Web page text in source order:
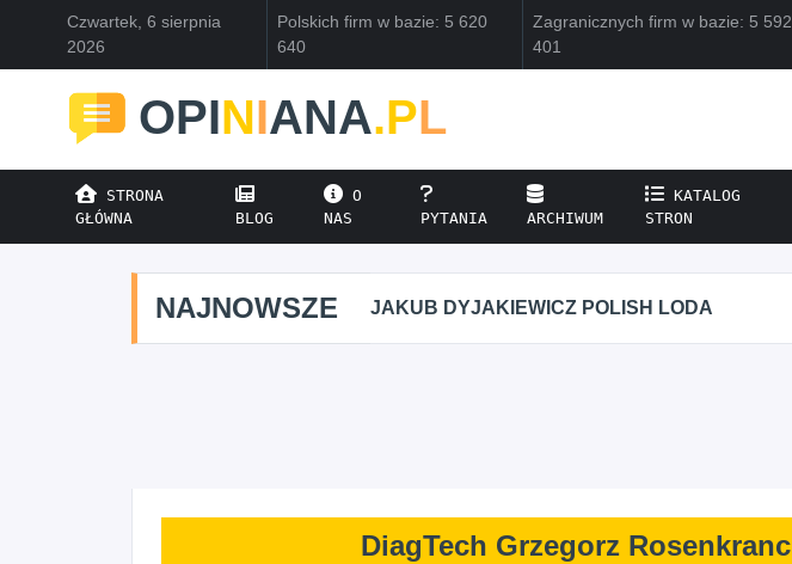
Czwartek, 6 sierpnia
2026
Polskich firm w bazie: 5 620
640
Zagranicznych firm w bazie: 5 592
401
OPINIANA.PL
STRONA
GŁÓWNA
BLOG
O
NAS
PYTANIA ARCHIWUM
KATALOG
STRON
NAJNOWSZE JAKUB DYJAKIEWICZ POLISH LODA
DiagTech Grzegorz Rosenkranc